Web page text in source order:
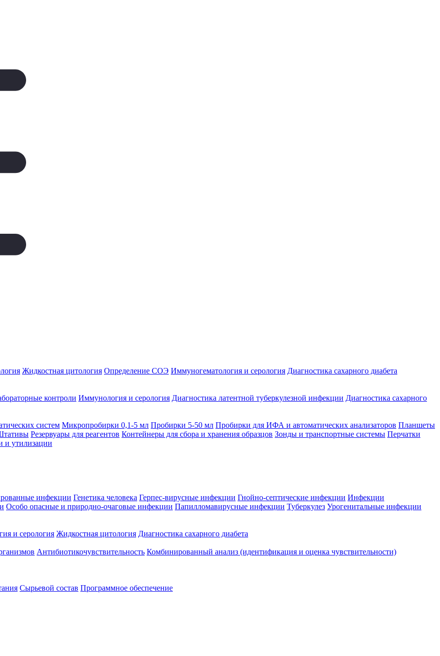
Жидкостная цитология Определение СОЭ Иммуногематология и серология Диагностика сахарного диабета
контроли Иммунология и серология Диагностика латентной туберкулезной инфекции Диагностика сахарного
систем Микропробирки 0,1-5 мл Пробирки 5-50 мл Пробирки для ИФА и автоматических анализаторов Планшеты
Резервуары для реагентов Контейнеры для сбора и хранения образцов Зонды и транспортные системы Перчатки
и утилизации
инфекции Генетика человека Герпес-вирусные инфекции Гнойно-септические инфекции Инфекции
Особо опасные и природно-очаговые инфекции Папилломавирусные инфекции Туберкулез Урогенитальные инфекции
и серология Жидкостная цитология Диагностика сахарного диабета
Антибиотикочувствительность Комбинированный анализ (идентификация и оценка чувствительности)
Сырьевой состав Программное обеспечение